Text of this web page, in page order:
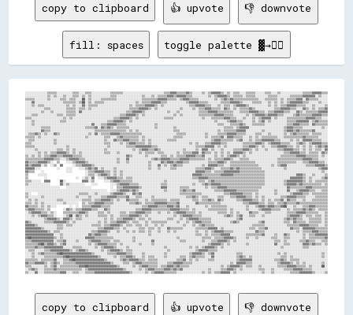
copy to clipboard 👍 upvote 👎 downvote
fill: spaces toggle palette ▓→✊🏽
░░░░░░░░░░░░░░▒▒▒▒▒▒░░░░░░░░░░▒▒▒▒░░░░▒▒▒▒░░░░░░░░░░░░▒▒▒▒▒▒▒▒░░░░░░░░░░░░░░░░░░░░░░░░░░▒▒▒▒▓▓▓▓▒▒▒▒▒▒▓▓▒▒░░░░░░▒▒░░▒▒▓▓▓▓▓▓▒▒░░▒▒░░▒▒▒▒░░░░▒▒▒▒▒▒░░░░░░▒▒▒▒░░░░▒▒░░░░░░░░░░░░░░▒▒▒▒▒▒▓▓▓▓▓▓▒▒▒▒
░░░░░░░░░░░░░░▒▒░░▒▒░░░░▒▒░░░░▒▒▒▒░░▒▒░░▒▒░░░░░░░░░░░░▒▒▒▒░░░░░░░░░░░░░░░░▒▒░░░░▒▒░░▒▒▒▒▒▒▓▓▓▓▒▒▓▓▓▓▓▓▒▒▒▒░░░░░░░░░░▒▒░░▒▒▓▓▓▓▓▓▒▒░░▒▒▒▒▒▒░░▒▒▒▒▒▒░░░░░░░░▒▒▒▒▒▒░░░░░░░░▒▒▒▒▒▒▒▒▓▓▓▓▓▓▓▓░░▒▒░░░░
▒▒▒▒▒▒░░░░░░░░▒▒░░░░░░▒▒▒▒░░▒▒▒▒░░░░██░░▒▒░░░░░░▒▒▒▒▒▒▒▒▒▒░░░░░░░░░░░░░░░░▒▒▒▒▒▒▒▒▒▒▓▓▓▓▓▓▒▒▒▒▒▒░░▒▒▓▓▓▓▒▒▒▒▒▒░░░░░░░░░░▒▒░░▒▒▓▓▒▒▓▓▒▒▒▒▒▒▒▒▒▒▒▒▒▒▒▒░░░░▒▒▒▒▒▒▒▒░░▒▒░░▒▒▒▒▒▒▓▓▓▓░░▓▓▒▒▒▒▒▒░░░░░░
░░░░▓▓░░░░░░░░░░░░░░░░░░▒▒▒▒▒▒▒▒░░▒▒██░░▒▒░░▒▒▒▒▒▒░░░░░░░░░░░░░░░░░░░░▒▒░░▒▒▒▒▒▒▓▓▓▓▓▓▒▒▒▒░░░░░░░░░░░░▒▒▓▓▓▓▓▓▒▒▒▒▒▒░░░░░░░░▒▒▒▒▒▒▓▓▓▓▓▓▒▒░░░░░░▒▒▒▒▒▒░░░░▒▒░░▒▒░░▒▒░░▒▒▓▓▓▓▓▓▓▓▒▒▒▒░░░░░░▒▒░░░░
░░░░▒▒░░▒▒▒▒░░░░░░░░░░░░░░▒▒░░▒▒░░░░▓▓░░▒▒▒▒▒▒░░░░░░░░░░░░░░░░░░░░▒▒░░▒▒▒▒▒▒▓▓▓▓▓▓▒▒░░▒▒░░░░░░░░░░░░░░░░▒▒▒▒▓▓▓▓▓▓▒▒▒▒░░░░▒▒░░▒▒▒▒░░▒▒▓▓▓▓▓▓▒▒░░░░░░░░░░░░▒▒░░▒▒░░▒▒▒▒▓▓▓▓▓▓▒▒▒▒▒▒░░░░▒▒░░░░░░▒▒
░░░░░░░░░░░░▒▒▒▒░░░░░░░░░░▒▒▒▒▒▒░░▒▒▒▒░░▒▒░░░░░░░░░░░░░░░░░░░░░░░░▒▒▒▒▒▒▓▓▓▓▓▓▒▒░░▒▒░░░░░░░░░░░░░░▒▒░░░░░░▒▒░░▒▒▒▒▓▓▓▓▒▒▒▒▒▒░░▓▓▒▒░░▒▒░░▒▒▒▒▒▒▓▓▒▒░░░░░░░░░░░░▒▒▒▒▓▓▓▓▓▓▒▒▒▒░░░░▓▓▒▒░░▒▒░░▒▒▒▒▓▓
░░░░░░░░░░▒▒░░░░▒▒░░░░░░░░▒▒▒▒▒▒░░▓▓░░░░░░░░░░░░░░░░░░░░░░░░░░░░▒▒▒▒▓▓▓▓▓▓▒▒░░░░░░░░░░░░░░▒▒░░░░▒▒░░░░░░░░░░░░▒▒▒▒▒▒▓▓▓▓▓▓▒▒▒▒▒▒▒▒▒▒░░░░▒▒▒▒▒▒▓▓▓▓▓▓▒▒▒▒░░▒▒▒▒▓▓▓▓▓▓▒▒▒▒░░░░▓▓▒▒░░▒▒▒▒▒▒▒▒▓▓▓▓▓▓
░░░░▒▒▒▒░░░░░░░░░░░░▒▒▒▒░░▒▒▒▒▒▒░░░░░░░░░░░░░░░░░░░░░░░░░░░░▒▒▒▒▓▓▓▓▓▓▒▒░░▒▒░░░░░░░░░░░░░░░░░░▒▒░░▒▒░░░░░░░░░░▒▒▒▒▒▒▒▒▒▒▓▓▓▓▓▓▒▒▒▒▒▒░░░░░░░░▒▒░░▒▒▓▓▓▓▓▓▒▒▓▓▓▓▓▓▒▒▒▒░░░░░░▒▒▓▓▒▒▒▒▒▒▒▒▓▓▓▓▓▓▒▒▒▒
▒▒▒▒░░░░░░░░░░░░░░░░░░░░▒▒░░▒▒░░░░░░░░░░░░░░░░░░░░░░░░░░▒▒▒▒▓▓▓▓▓▓▒▒░░▒▒░░░░░░░░░░░░░░░░▒▒▒▒▒▒░░░░░░░░░░░░░░░░░░▒▒░░░░▒▒▒▒▒▒▒▒▓▓▓▓▒▒▒▒░░░░▒▒░░░░▒▒░░▒▒▓▓▓▓▓▓░░▒▒░░░░░░▒▒▒▒▒▒▒▒▒▒▒▒▓▓▓▓▓▓▒▒▒▒░░░░
░░░░▒▒░░░░░░░░░░░░░░░░▒▒▒▒░░░░░░░░░░░░░░░░░░░░░░░░░░▒▒▒▒▓▓▓▓▓▓▒▒░░▒▒░░░░░░░░░░░░░░░░░░░░░░░░░░░░░░░░░░░░░░░░░░░░░░░░░░░░▒▒░░░░░░▒▒▓▓▓▓▒▒▒▒░░░░░░▒▒░░▒▒▓▓░░▒▒░░░░░░░░░░▒▒▒▒▒▒▓▓▓▓▓▓▓▓░░▒▒▓▓▒▒▒▒▒▒
░░░░▒▒░░░░░░░░░░░░░░░░░░░░░░░░░░░░░░░░░░░░▓▓░░░░▒▒▒▒▓▓▓▓▓▓▒▒▒▒▒▒░░░░░░░░░░░░░░░░░░▒▒░░░░░░░░░░░░░░░░░░░░░░░░░░░░░░░░░░░░░░▒▒▒▒░░░░▒▒▒▒▒▒▓▓▒▒░░░░▒▒▒▒▒▒▒▒░░░░░░░░░░░░░░▒▒▒▒▓▓▓▓▒▒▒▒▒▒░░▓▓▒▒▒▒▒▒▒▒
░░░░░░░░░░▒▒▒▒▒▒░░░░░░░░░░░░░░░░░░░░░░▒▒▒▒▒▒▓▓░░▓▓▒▒▓▓▒▒░░▒▒▒▒▒▒▒▒░░░░░░░░░░░░░░░░▒▒░░░░░░░░░░▒▒░░░░░░░░░░░░░░░░░░░░░░░░░░░░░░▒▒▒▒▒▒░░▒▒▓▓▓▓▓▓░░░░░░░░░░░░░░░░░░░░░░▒▒▓▓▓▓▒▒▒▒▒▒░░░░░░░░░░░░▒▒░░
░░░░░░░░░░▓▓▒▒▒▒░░░░░░░░░░░░░░░░░░░░░░░░░░░░▒▒▒▒▒▒▒▒▒▒▒▒▒▒▒▒▒▒▒▒░░▒▒░░▒▒░░░░░░░░░░░░░░░░░░░░░░▒▒▒▒░░░░░░░░░░░░░░░░░░░░░░░░▒▒░░▒▒▒▒▒▒▒▒▓▓▓▓▓▓░░░░░░░░░░▒▒░░░░░░░░░░░░▒▒▓▓▓▓▒▒▓▓▒▒▒▒▒▒▒▒▓▓░░░░░░░░
░░▒▒▒▒▓▓▒▒░░▒▒░░░░▓▓▒▒░░░░░░░░░░░░░░░░░░▒▒░░▓▓░░▒▒▒▒▒▒▓▓▓▓▓▓▒▒▒▒▒▒▒▒▒▒▒▒▒▒░░░░░░░░░░░░░░░░░░░░░░▒▒▒▒▒▒░░░░░░░░░░░░▒▒░░░░░░▒▒▒▒▒▒▓▓▓▓▓▓▒▒▒▒▒▒░░░░░░▒▒▒▒░░░░▒▒░░░░░░░░▒▒░░▒▒▓▓▒▒▒▒▒▒▒▒░░▒▒▒▒▒▒░░░░
▒▒▒▒▒▒░░▒▒░░░░░░░░░░░░░░░░░░░░░░░░░░░░▒▒░░░░░░░░░░▒▒▒▒░░░░▒▒▓▓▒▒▒▒▒▒▒▒▒▒░░▒▒░░░░░░░░░░░░░░░░░░▒▒▒▒▒▒░░░░░░░░░░░░░░▒▒░░▒▒▒▒▒▒▓▓░░▓▓▓▓▒▒▒▒▒▒░░░░▒▒░░▒▒░░▒▒▒▒▒▒▒▒▒▒░░░░▒▒▒▒▒▒▒▒▒▒▒▒▓▓▒▒▒▒▒▒▒▒░░░░░░
░░▒▒▒▒░░░░░░░░░░░░▒▒░░░░░░░░░░░░░░░░░░░░░░░░░░░░░░▒▒░░░░▓▓▒▒▒▒▓▓▓▓▒▒▒▒▒▒░░▒▒░░▒▒░░░░░░░░░░▒▒▒▒▒▒░░░░░░░░░░░░░░░░░░░░░░▒▒▓▓▓▓▒▒▒▒▒▒▒▒░░▒▒▓▓░░░░▒▒░░▒▒▒▒▓▓▓▓▓▓▓▓▒▒▒▒░░░░░░▒▒░░▒▒░░▓▓▓▓▓▓▒▒▒▒▒▒░░░░
▒▒▒▒░░░░░░░░░░░░░░▒▒░░░░░░░░░░░░░░░░░░░░░░░░░░░░░░▒▒▒▒░░░░░░▒▒░░▒▒▓▓▓▓▒▒▒▒▒▒░░▒▒░░░░░░░░░░░░░░░░░░░░░░░░▒▒░░▒▒░░░░▒▒▒▒▓▓▓▓▓▓▒▒▒▒░░░░░░░░░░▒▒▒▒▒▒▒▒▓▓▓▓▒▒░░▒▒▓▓▓▓▓▓▒▒▒▒▒▒░░░░▒▒▓▓▒▒░░▒▒▓▓▓▓▓▓▒▒▒▒
▒▒▒▒▒▒░░░░░░░░░░░░░░░░░░░░▒▒░░░░░░░░░░░░░░░░░░░░░░░░▒▒░░░░░░░░░░▒▒▒▒▒▒▓▓▓▓▓▓▓▓▓▓▒▒▒▒░░░░░░░░░░░░░░░░░░░░░░░░▒▒▒▒▒▒▓▓▓▓▓▓░░▒▒░░▒▒░░░░░░░░░░▒▒▒▒▓▓▓▓▒▒░░▒▒░░░░▒▒▒▒▓▓▓▓▓▓▒▒▒▒░░▒▒░░▒▒░░▒▒░░▒▒▓▓▒▒▓▓
░░░░░░▒▒░░░░░░░░░░░░▒▒▒▒░░▒▒░░▒▒░░░░░░░░░░░░░░░░░░▒▒░░░░░░░░░░░░░░░░▒▒░░▒▒▓▓▓▓▒▒▒▒▓▓▒▒░░░░░░░░░░░░░░▒▒░░░░░░▒▒░░▓▓▓▓░░▒▒░░░░▒▒░░░░░░▒▒▒▒▒▒▓▓▓▓▒▒░░▒▒░░░░▒▒░░░░░░▒▒▒▒▓▓▓▓▓▓▒▒▒▒░░▒▒░░▒▒░░▒▒▒▒░░▓▓
░░░░░░░░▒▒░░▒▒░░▒▒▒▒▓▓▓▓▓▓▒▒░░▒▒░░▒▒░░░░░░░░░░░░░░▒▒▒▒░░░░▒▒░░░░░░░░░░░░▒▒░░▒▒▒▒▒▒░░▒▒▒▒░░░░░░░░▒▒░░▒▒▒▒▒▒▓▓▓▓░░▓▓▒▒▒▒░░▒▒░░▒▒░░▒▒░░▓▓▓▓▓▓▒▒░░▒▒░░░░░░░░░░░░░░░░░░░░▒▒▒▒▓▓▓▓▓▓▒▒▒▒░░▒▒▒▒▒▒░░▓▓▒▒
▒▒░░▒▒░░▒▒░░▒▒▒▒▓▓▓▓▒▒▒▒▓▓▓▓▓▓▒▒▒▒▒▒░░░░░░░░░░░░░░░░░░░░░░░░░░░░▓▓▒▒░░░░░░░░▒▒░░░░░░░░▒▒▒▒░░▒▒░░▒▒▒▒▒▒▓▓▓▓▓▓▒▒▒▒▓▓░░░░░░▒▒░░▒▒░░▒▒▓▓▓▓▒▒░░▒▒░░░░░░░░░░░░░░░░░░░░░░▒▒▒▒▒▒▒▒▒▒▓▓▓▓▓▓▒▒▒▒▒▒▒▒░░▒▒░░
▒▒▒▒▒▒▒▒▒▒▒▒▓▓▓▓▓▓▒▒▒▒░░░░▒▒▓▓▓▓▓▓▒▒▒▒░░░░░░░░░░░░░░░░░░░░▒▒░░░░▓▓░░░░░░░░░░░░░░▒▒▓▓▒▒▓▓▓▓▓▓▒▒▒▒▒▒▓▓▓▓▓▓▒▒▒▒▒▒▒▒▒▒░░▒▒░░▒▒▒▒▒▒▓▓▓▓▒▒░░░░▒▒▒▒▒▒░░░░░░░░░░░░░░░░░░▒▒▒▒▒▒▒▒▒▒▒▒▒▒▒▒▓▓▓▓▓▓▒▒▒▒░░░░░░
▓▓▒▒▒▒▒▒▓▓▓▓▓▓▒▒░░  ▒▒    ░░░░▒▒▓▓▓▓▓▓▒▒░░░░░░░░░░░░░░░░░░▒▒░░░░▒▒░░░░░░░░░░░░▒▒░░░░░░▓▓▒▒▓▓▓▓▒▒▓▓▓▓▒▒▒▒░░░░░░░░░░░░▒▒▒▒▒▒▓▓▓▓▒▒░░▒▒▒▒▒▒▒▒▒▒▒▒▒▒▒▒░░░░░░░░░░░░░░▒▒▒▒▒▒▒▒▒▒▒▒░░░░▒▒▒▒▓▓▓▓▓▓▒▒▒▒░░
▓▓▒▒▓▓▓▓▓▓░░▒▒  ░░▒▒  ▓▓      ░░▒▒▒▒▓▓▓▓▓▓▒▒░░░░░░░░░░░░░░░░░░░░░░░░░░░░░░░░░░▒▒░░░░▓▓░░▒▒░░▒▒▓▓▒▒▒▒░░░░░░░░░░░░▒▒░░▓▓▓▓▓▓▒▒▒▒░░░░▒▒▒▒▒▒▒▒▒▒▒▒▒▒▒▒▒▒░░░░░░░░▒▒░░▒▒▓▓▓▓░░░░░░░░░░░░▒▒▒▒▒▒▓▓▓▓▓▓▒▒
▓▓▓▓▓▓░░░░          ░░    ░░░░    ░░░░▒▒▓▓▒▒▓▓░░▒▒░░░░░░▒▒░░░░░░░░░░░░░░░░░░░░▒▒░░░░▒▒░░░░░░▒▒▒▒░░░░░░░░░░░░▒▒▒▒▒▒▓▓▓▓▒▒░░░░▒▒▒▒▒▒▓▓▒▒▓▓▒▒▒▒▒▒▒▒▒▒▒▒▒▒░░░░░░░░░░░░░░▒▒░░░░░░░░░░░░░░░░░░░░▒▒▓▓▓▓
▓▓▒▒▒▒    ░░              ░░░░        ░░▒▒▒▒▓▓▓▓▓▓▒▒▒▒░░▒▒░░▒▒░░░░░░░░░░░░░░░░░░░░░░░░░░░░░░░░░░░░░░░░░░░░░░▓▓▓▓▓▓▒▒▒▒░░▒▒▒▒▒▒▓▓▓▓▓▓▓▓▓▓▒▒▒▒▒▒▒▒▒▒▒▒▒▒▒▒░░░░░░░░░░░░░░░░░░░░░░░░░░░░░░░░░░░░▒▒░░
▒▒      ░░░░░░                        ░░▒▒▒▒░░▒▒▓▓▓▓▒▒░░▒▒░░▒▒░░░░░░░░░░░░░░░░░░░░░░░░░░░░░░░░░░░░░░░░░░░░▓▓▓▓▓▓▒▒▒▒▒▒▒▒▒▒▒▒▓▓▓▓▓▓▓▓▒▒▒▒▒▒▒▒▒▒▒▒▒▒▒▒▒▒▒▒░░░░░░░░░░░░░░░░░░░░▓▓▓▓▒▒░░░░▒▒░░░░░░▒▒
▒▒          ░░                  ░░  ░░▒▒░░▓▓  ░░░░▒▒▓▓▓▓▓▓▒▒▒▒░░▒▒▒▒░░░░░░░░░░░░░░░░░░░░░░░░░░░░░░░░░░░░░░▒▒▒▒▓▓▓▓▓▓▒▒▒▒▒▒▒▒▒▒▒▒▒▒▒▒▒▒▒▒▒▒▒▒▒▒▒▒▒▒▒▒▒▒▒▒░░░░░░░░░░░░░░░░▓▓▓▓▓▓▓▓▒▒░░▒▒░░░░░░▒▒▓▓
▒▒▒▒░░░░░░  ▓▓▓▓      ██░░          ▓▓▓▓░░▒▒      ░░░░▒▒▓▓▓▓▒▒▒▒▒▒▒▒░░░░░░░░░░░░░░░░░░░░▒▒░░░░░░░░░░░░░░░░░░░░▒▒▒▒░░▒▒▓▓▒▒▒▒▒▒▒▒▒▒▒▒▒▒▒▒▒▒▒▒▒▒▒▒▒▒▒▒▒▒▒▒░░░░░░░░░░░░▒▒▓▓▓▓▓▓▓▓▓▓▒▒░░▒▒░░▒▒▒▒▒▒▒▒
▒▒░░░░░░░░░░░░░░      ▓▓░░▒▒░░░░░░░░░░    ░░░░        ░░░░▒▒▓▓▓▓▓▓▒▒▒▒▒▒░░░░░░░░░░░░░░▒▒▒▒░░░░░░░░░░░░░░░░▒▒░░░░▒▒▓▓▒▒▓▓▓▓▓▓▒▒▒▒▒▒▒▒▒▒▒▒▒▒▒▒▒▒▒▒▒▒▒▒▒▒▒▒░░░░░░░░░░░░▒▒▓▓▓▓▓▓▒▒▓▓▒▒▒▒▒▒▒▒▒▒▒▒░░▒▒
░░░░░░░░░░░░░░░░░░░░░░    ░░░░░░░░░░░░░░░░            ░░  ▒▒▒▒▓▓▓▓▓▓▓▓▓▓▒▒░░░░░░░░░░░░▓▓▓▓░░░░░░░░▒▒▒▒▒▒░░░░░░░░░░▒▒░░▒▒▒▒▓▓▓▓▓▓▒▒▒▒▒▒▒▒▒▒▒▒▒▒▒▒▒▒▒▒▒▒░░░░░░░░░░░░░░░░▓▓▒▒▒▒▒▒▒▒▒▒▓▓▓▓▒▒▒▒▒▒▒▒▒▒
░░░░░░░░░░░░░░░░░░░░░░░░░░░░░░░░░░░░░░░░░░░░░░░░░░░░  ░░░░▒▒▓▓▓▓▓▓▒▒▓▓▒▒░░░░░░░░░░░░░░░░▒▒░░░░░░░░▒▒▓▓▒▒▒▒▓▓░░░░░░░░░░░░▒▒▒▒▒▒▓▓▓▓▓▓▓▓▒▒▒▒▒▒▒▒▒▒▒▒▒▒░░░░░░░░░░▒▒░░░░░░▓▓░░░░▒▒▓▓▓▓▓▓▒▒▒▒░░░░▒▒▒▒
▒▒░░    ░░░░░░░░░░░░░░░░░░░░░░░░░░▒▒▒▒▒▒░░░░▒▒░░░░░░░░▒▒▓▓▓▓▓▓▒▒░░░░▓▓▒▒▓▓░░░░░░░░░░░░░░░░░░░░░░░░▒▒▒▒▒▒▒▒▒▒▒▒▒▒░░░░░░░░░░░░░░▒▒▒▒▓▓▓▓▓▓▓▓▒▒▒▒▒▒░░▒▒░░░░░░░░░░▒▒░░░░░░░░▒▒▓▓▓▓▓▓▒▒▒▒░░▒▒▒▒▒▒▒▒▒▒
▒▒░░░░░░░░▒▒░░░░░░░░░░░░░░░░░░░░▒▒░░░░░░▒▒░░░░░░▒▒▒▒▓▓▓▓▓▓▒▒▒▒▒▒▓▓░░░░▒▒▒▒░░░░░░▒▒░░░░░░░░░░░░░░░░░░░░▒▒▒▒▓▓▒▒░░▒▒▒▒░░░░░░▒▒▒▒░░░░▒▒▒▒▓▓▓▓▓▓▒▒▒▒░░▒▒░░▒▒░░░░░░░░░░▒▒▒▒▓▓▓▓▓▓▒▒▒▒▒▒░░░░░░▒▒▒▒▒▒▒▒
░░▒▒░░▒▒░░░░░░░░░░░░▒▒▒▒░░░░░░░░░░░░▒▒▒▒▒▒░░▒▒▒▒▓▓▓▓▓▓▒▒░░▒▒░░░░▓▓▒▒▒▒▒▒░░░░▒▒░░▒▒▒▒▒▒▒▒▒▒░░▒▒▒▒▒▒░░░░░░░░▒▒▒▒░░▒▒▒▒▓▓▒▒░░▓▓▒▒░░░░░░░░▒▒▒▒▓▓▓▓▓▓▒▒▒▒░░▒▒░░▒▒░░▒▒▒▒▓▓░░▓▓▒▒▒▒░░░░▒▒░░░░▒▒▒▒▒▒▒▒▒▒
▒▒▒▒░░▒▒░░▒▒░░░░░░░░░░░░▒▒░░░░░░░░  ▒▒░░▒▒▒▒▓▓▓▓▓▓▒▒▒▒▒▒░░░░░░░░░░▒▒▒▒▓▓▒▒░░▒▒▒▒▒▒▓▓▓▓▓▓▓▓▒▒▒▒▒▒▓▓░░░░░░░░░░▓▓▒▒▒▒▒▒▒▒▒▒▒▒▒▒░░░░░░░░░░░░░░▒▒▒▒▓▓▓▓▓▓▒▒▒▒░░▒▒▒▒░░▒▒▒▒▓▓▒▒▒▒▒▒▓▓▒▒▒▒▒▒▒▒▒▒▒▒▒▒▒▒▒▒
▓▓▒▒▒▒▒▒░░▒▒░░▒▒░░░░        ░░  ░░  ▒▒▒▒▒▒▓▓▓▓▓▓▒▒▒▒▒▒░░░░░░░░░░░░░░░░░░░░▒▒▒▒▓▓▓▓▓▓▒▒▒▒▒▒▓▓▓▓▒▒▓▓░░░░▒▒░░░░░░░░░░▒▒░░▒▒▒▒▒▒▒▒▒▒░░░░░░░░░░░░▒▒░░░░▒▒▓▓▓▓▒▒▓▓▓▓▒▒▒▒▓▓██░░░░▒▒░░░░▒▒▒▒▓▓▓▓▒▒▒▒▒▒▒▒
▒▒▓▓▓▓▒▒▒▒▒▒░░▒▒        ░░▓▓▒▒░░▒▒▒▒▓▓▓▓▓▓▒▒▒▒░░░░▓▓▒▒░░░░░░░░░░░░░░░░▒▒▒▒▓▓▓▓▓▓▒▒▒▒▒▒▒▒▒▒▒▒▓▓▓▓▓▓▒▒▒▒▒▒░░▒▒░░░░░░░░▒▒▒▒▒▒▒▒▒▒▒▒░░▒▒░░░░░░░░▒▒░░░░░░▒▒▓▓▓▓▓▓▒▒▒▒▒▒░░░░▒▒░░▒▒▒▒▒▒▓▓▒▒▓▓▒▒░░▒▒▒▒▒▒
░░▒▒▓▓▓▓▓▓▒▒▒▒░░▒▒░░    ▒▒▒▒▒▒▒▒▒▒▓▓▓▓▒▒░░░░░░▒▒▒▒░░▒▒░░░░░░▒▒▒▒░░▒▒▒▒▓▓▓▓▓▓▒▒▒▒░░░░▒▒░░░░▒▒░░▒▒▓▓▓▓▓▓▒▒▒▒▒▒░░▒▒░░░░░░░░░░▒▒▒▒▒▒░░▒▒░░▒▒░░░░░░▓▓▒▒▒▒░░░░▒▒▒▒░░░░░░░░░░▒▒▒▒▒▒▓▓▓▓▓▓▒▒▒▒▒▒▒▒░░░░▒▒
░░░░▒▒░░▒▒▓▓▓▓▒▒▒▒░░    ░░▒▒██░░▓▓▒▒░░▒▒░░░░░░▒▒▒▒▒▒░░▒▒░░░░▒▒▒▒▒▒▓▓▓▓▓▓▒▒░░▒▒░░░░░░░░░░░░░░░░▒▒░░▒▒▓▓▓▓▓▓▒▒▒▒▒▒░░░░░░░░░░░░░░▒▒▓▓▒▒░░▒▒▓▓░░░░▒▒▒▒░░░░▒▒░░░░░░░░░░░░░░▒▒▓▓▓▓▓▓▒▒░░▒▒▒▒░░▒▒▒▒░░▒▒
░░░░░░░░░░░░▒▒▓▓▓▓▓▓▒▒░░▓▓▓▓▒▒░░▒▒▒▒░░░░░░░░░░░░░░▒▒░░▒▒░░▒▒▒▒▓▓▓▓▓▓▒▒░░▒▒▒▒░░▒▒░░░░░░░░░░▒▒▒▒░░░░▒▒░░▒▒▓▓▓▓▓▓▒▒▒▒▒▒▒▒░░░░░░░░░░░░░░░░▒▒▓▓░░░░░░░░░░░░░░░░░░░░░░░░░░▒▒▓▓▒▒▓▓▒▒▒▒░░░░▒▒▒▒▒▒▒▒░░▒▒
▓▓▒▒░░░░░░░░▒▒▒▒▒▒▓▓▓▓▓▓▓▓▒▒░░▒▒░░░░░░░░░░░░░░▒▒░░▒▒░░▒▒▒▒▓▓▓▓▓▓▒▒░░▒▒▒▒░░░░▒▒░░▒▒▒▒▒▒▒▒▒▒░░░░░░▒▒░░░░▒▒░░▒▒▓▓▓▓▒▒▒▒▒▒░░░░░░░░░░░░▒▒▓▓▒▒░░░░░░░░░░░░▒▒▓▓░░░░░░░░░░░░▒▒▒▒░░▓▓▒▒▒▒▒▒░░▒▒▒▒▒▒▒▒░░▒▒
▓▓▓▓▓▓▒▒░░░░░░░░░░░░▒▒▒▒░░▒▒▒▒░░░░░░░░░░░░▒▒▒▒▒▒░░▒▒▒▒▓▓▓▓▓▓▒▒░░▒▒▒▒░░▒▒▒▒░░▒▒░░░░▒▒░░▒▒░░░░░░░░░░░░▒▒░░░░▒▒░░▒▒▓▓▒▒▒▒▒▒░░░░░░░░░░░░░░░░░░░░░░░░▒▒▒▒▒▒▒▒░░░░░░░░░░░░░░▒▒▒▒▒▒▒▒▓▓▓▓▓▓▒▒▒▒▒▒░░░░▒▒
▓▓▓▓▓▓▓▓▓▓▒▒░░░░░░░░▒▒▒▒░░░░░░░░░░░░░░░░░░░░░░▒▒▒▒▓▓▓▓▓▓▒▒▒▒░░▒▒░░░░░░░░▒▒▒▒░░▒▒▒▒░░▒▒░░░░▓▓▒▒▒▒▒▒▒▒░░░░░░░░▒▒▒▒▒▒▒▒▓▓▓▓▓▓░░▒▒░░░░░░░░░░░░░░░░▒▒▒▒░░▒▒▒▒▓▓░░░░░░░░░░░░░░▓▓▒▒▒▒░░▓▓▓▓▓▓▓▓▒▒▒▒▒▒▒▒
▓▓▓▓▓▓▓▓▓▓▓▓▓▓▒▒░░▒▒▒▒░░░░░░░░░░░░░░░░░░░░▒▒▒▒▓▓▓▓▓▓▒▒░░░░▒▒░░░░▒▒░░▒▒░░▒▒▒▒░░▒▒░░░░▒▒░░░░▒▒░░▒▒░░░░░░░░░░░░▒▒░░░░▒▒░░▒▒▓▓▓▓▓▓▒▒▒▒▒▒░░░░░░░░░░░░░░▓▓▒▒▒▒░░░░░░░░░░░░░░░░░░░░▒▒░░▒▒▒▒▒▒▓▓▓▓▒▒▒▒▒▒
▓▓▓▓▓▓▓▓▓▓▓▓▓▓▓▓▓▓░░░░▒▒░░░░░░░░░░░░░░░░▓▓▒▒▓▓▓▓▒▒▒▒░░░░░░░░░░░░░░░░░░░░░░░░░░▒▒░░░░░░░░░░░░░░░░░░░░░░░░░░░░▒▒▒▒░░▒▒░░▒▒▒▒▒▒▓▓▓▓▓▓░░░░░░░░░░▒▒▒▒▒▒▒▒▒▒▓▓░░░░░░▒▒░░░░▓▓▒▒░░░░░░░░▒▒░░▒▒▒▒▓▓▓▓▓▓▓▓
▓▓██▓▓▓▓▓▓▓▓▓▓▓▓▓▓▒▒░░▒▒░░░░░░░░░░░░░░▓▓▓▓▓▓▒▒▒▒▒▒▒▒▒▒▒▒░░░░░░░░░░░░▒▒░░░░░░░░░░░░░░░░░░░░░░░░░░▒▒░░░░░░░░░░░░░░▒▒▒▒▒▒░░▒▒▒▒▒▒▓▓▓▓▓▓▒▒░░░░░░▒▒░░░░▒▒░░░░░░░░▒▒▒▒░░░░▒▒▒▒░░░░░░░░▒▒░░▒▒▒▒▒▒▒▒▒▒▓▓
▒▒▒▒▓▓▓▓▓▓▓▓▓▓▓▓▓▓░░▒▒▒▒▓▓░░░░░░▒▒░░░░░░▒▒▓▓▓▓▓▓▒▒▒▒▒▒░░▒▒▒▒░░░░░░░░▒▒░░░░░░░░░░▓▓░░░░░░░░░░░░░░░░▒▒▒▒░░░░░░░░░░▒▒░░░░▒▒▒▒▓▓▓▓▓▓▒▒░░▒▒░░░░░░░░░░░░░░░░░░░░░░░░▒▒▒▒░░▒▒░░░░░░░░▒▒▒▒▓▓▒▒▒▒░░░░▒▒▒▒
▒▒▒▒▒▒▒▒▓▓██▒▒▓▓▓▓▒▒░░▒▒▓▓░░░░░░░░░░░░░░▒▒░░▒▒▓▓▓▓▓▓▒▒▒▒▒▒░░▒▒░░░░░░░░░░▒▒░░░░░░▒▒░░░░░░░░░░░░░░░░░░░░░░░░░░░░░░░░░░▒▒▓▓▓▓▓▓▒▒░░▒▒░░░░░░░░░░▒▒░░░░░░░░░░░░░░░░▓▓░░░░▒▒▒▒░░░░░░░░▓▓▓▓▒▒▓▓▒▒▒▒░░▒▒
▒▒▒▒▒▒▓▓▒▒▒▒▓▓▓▓▓▓▓▓▓▓▓▓░░░░░░▒▒▒▒▒▒░░░░░░░░▒▒░░▒▒▓▓▓▓▓▓▒▒░░░░░░▒▒░░░░░░░░░░░░░░░░░░░░░░▒▒░░░░░░░░░░░░░░▒▒░░▒▒░░▒▒▓▓▓▓▓▓▒▒░░▒▒░░░░░░░░░░░░░░░░░░░░░░░░░░░░░░░░░░░░▒▒░░░░░░░░░░░░▒▒▒▒░░░░░░░░░░░░
░░▒▒▒▒░░░░░░▒▒▒▒▓▓▓▓▓▓▓▓▓▓▓▓▒▒░░▒▒▓▓▓▓▒▒░░░░░░░░▒▒░░▒▒▓▓▓▓▓▓▒▒░░▒▒▒▒░░░░░░░░░░░░░░░░░░░░░░▒▒░░░░░░░░░░░░░░░░▒▒▓▓▓▓▓▓▒▒▒▒▒▒░░░░░░░░░░░░░░░░░░░░░░░░░░░░░░░░░░░░░░░░░░░░░░░░░░░░░░░░░░░░░░░░░░░░░░
░░░░▒▒░░▒▒▓▓▒▒▒▒▒▒▒▒▓▓██▓▓▓▓▓▓▓▓▓▓▓▓▓▓▓▓▓▓▒▒░░░░░░░░▒▒▒▒▒▒▓▓▓▓▓▓▒▒▒▒░░░░░░▒▒░░░░░░░░░░░░▒▒░░░░░░░░░░░░░░▒▒▓▓▓▓▓▓▒▒░░▒▒▓▓░░░░░░░░░░░░░░▒▒▒▒░░░░░░░░░░░░░░░░░░░
copy to clipboard 👍 upvote 👎 downvote